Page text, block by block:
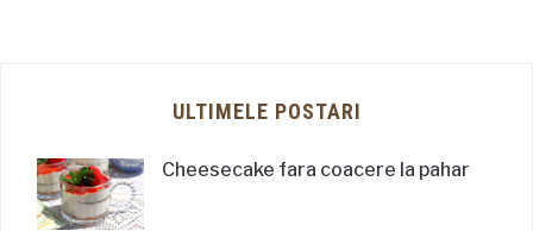
ULTIMELE POSTARI
Cheesecake fara coacere la pahar